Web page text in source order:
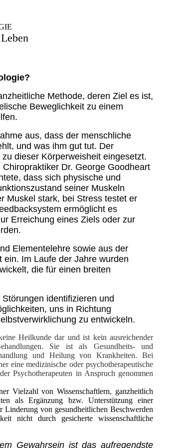
Methode, deren Ziel es ist,
Beweglichkeit zu einem
aus, dass der menschliche
und was ihm gut tut. Der
dieser Körperweisheit eingesetzt.
Dr. George Goodheart
dass sich physische und
seiner Muskeln
Muskel stark, bei Stress testet er
ermöglicht es
Erreichung eines Ziels oder zur
Elementelehre sowie aus der
Im Laufe der Jahre wurden
die für einen breiten
identifizieren und
uns in Richtung
zu entwickeln.
Heilkunde dar und ist kein ausreichender
Sie ist als Gesundheits- und
und Heilung von Krankheiten. Bei
eine medizinische oder psychotherapeutische
Psychotherapeuten in Anspruch genommen
Vielzahl von Wissenschaftlern, ganzheitlich
als Ergänzung bzw. Unterstützung einer
Linderung von gesundheitlichen Beschwerden
nicht durch gesicherte wissenschaftliche
Gewahrsein ist das aufregendste